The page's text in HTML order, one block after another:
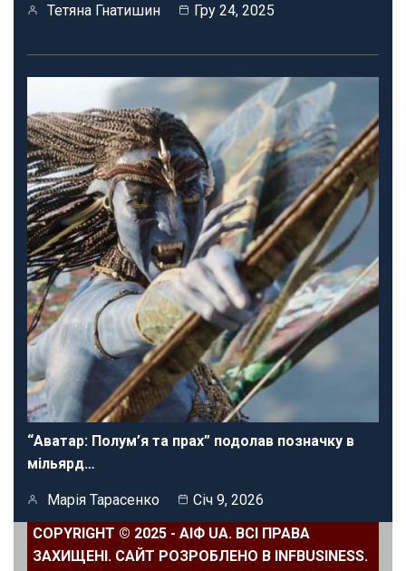
Тетяна Гнатишин Гру 24, 2025
“Аватар: Полум’я та прах” подолав позначку в
мільярд…
Марія Тарасенко
Січ 9, 2026
COPYRIGHT © 2025 - АІФ UA. ВСІ ПРАВА
ЗАХИЩЕНІ. САЙТ РОЗРОБЛЕНО В INFBUSINESS.